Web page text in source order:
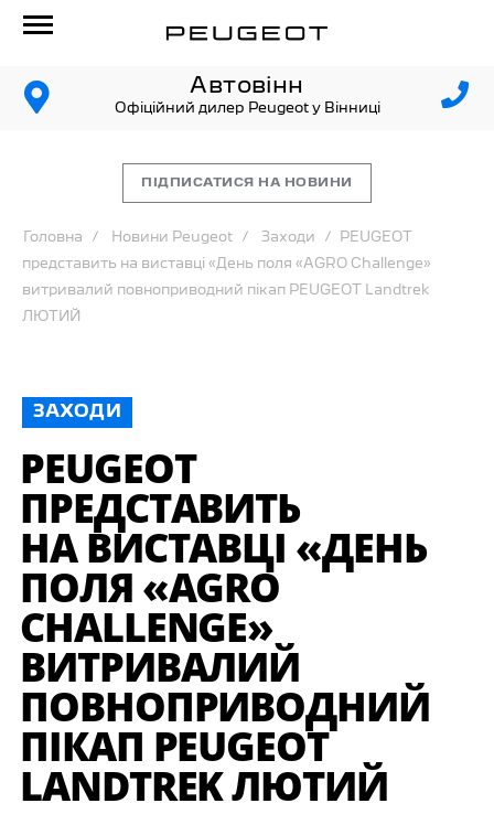
Автовінн
Офіційний дилер Peugeot у Вінниці
ПІДПИСАТИСЯ НА НОВИНИ
Головна Новини Peugeot Заходи PEUGEOT
представить на виставці «День поля «AGRO Challenge»
витривалий повноприводний пікап PEUGEOT Landtrek
ЛЮТИЙ
ЗАХОДИ
PEUGEOT
ПРЕДСТАВИТЬ
НА ВИСТАВЦІ «ДЕНЬ
ПОЛЯ «AGRO
CHALLENGE»
ВИТРИВАЛИЙ
ПОВНОПРИВОДНИЙ
ПІКАП PEUGEOT
LANDTREK ЛЮТИЙ